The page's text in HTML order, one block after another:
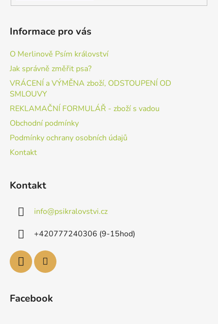
Informace pro vás
O Merlinově Psím království
Jak správně změřit psa?
VRÁCENÍ a VÝMĚNA zboží, ODSTOUPENÍ OD
SMLOUVY
REKLAMAČNÍ FORMULÁŘ - zboží s vadou
Obchodní podmínky
Podmínky ochrany osobních údajů
Kontakt
Kontakt
info@psikralovstvi.cz
+420777240306 (9-15hod)
Facebook